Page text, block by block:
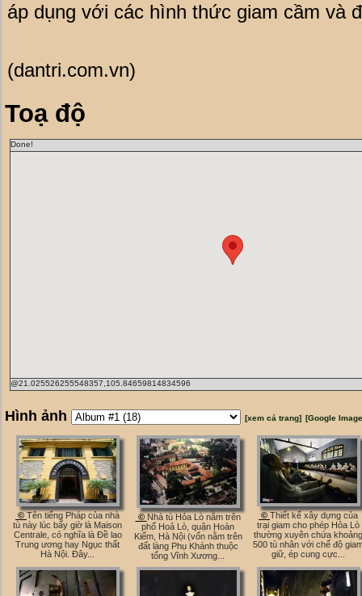
áp dụng với các hình thức giam cầm và
(dantri.com.vn)
Toạ độ
Done!
@21.025526255548357,105.84659814834596
Hình ảnh [xem cả trang] [Google
© Tên tiếng Pháp của nhà
tù này lúc bấy giờ là Maison
Centrale, có nghĩa là Đề lao
Trung ương hay Ngục thất
Hà Nội. Đây...
© Nhà tù Hỏa Lò nằm trên
phố Hoả Lò, quận Hoàn
Kiếm, Hà Nội (vốn nằm trên
đất làng Phụ Khánh thuộc
tổng Vĩnh Xương...
© Thiết kế xây dựng của
trại giam cho phép Hỏa Lò
thường xuyên chứa khoảng
500 tù nhân với chế độ
giữ, ép cung cực...